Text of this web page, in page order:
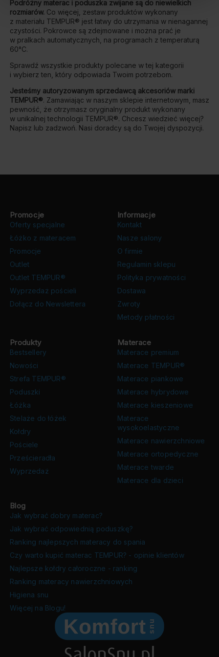
Podróżny materac i poduszka zwijane są do niewielkich
rozmiarów. Co więcej, zestaw produktów wykonany
z materiału TEMPUR® jest łatwy do utrzymania w nienagannej
czystości. Pokrowce są zdejmowane i można prać je
w pralkach automatycznych, na programach z temperaturą
60°C.
Sprawdź wszystkie produkty polecane w tej kategorii
i wybierz ten, który odpowiada Twoim potrzebom.
Jesteśmy autoryzowanym sprzedawcą akcesoriów marki
TEMPUR®. Zamawiając w naszym sklepie internetowym, masz
pewność, że otrzymasz oryginalny produkt wykonany
w unikalnej technologii TEMPUR®. Chcesz wiedzieć więcej?
Napisz lub zadzwoń. Nasi doradcy są do Twojej dyspozycji.
Promocje
Oferty specjalne
Łóżko z materacem
Promocje
Outlet
Outlet TEMPUR®
Wyprzedaż pościeli
Dołącz do Newslettera
Informacje
Kontakt
Nasze salony
O firmie
Regulamin sklepu
Polityka prywatności
Dostawa
Zwroty
Metody płatności
Produkty
Bestsellery
Nowości
Strefa TEMPUR®
Poduszki
Łóżka
Stelaże do łóżek
Kołdry
Pościele
Prześcieradła
Wyprzedaż
Materace
Materace premium
Materace TEMPUR®
Materace piankowe
Materace hybrydowe
Materace kieszeniowe
Materace
wysokoelastyczne
Materace nawierzchniowe
Materace ortopedyczne
Materace twarde
Materace dla dzieci
Blog
Jak wybrać dobry materac?
Jak wybrać odpowiednią poduszkę?
Ranking najlepszych materacy do spania
Czy warto kupić materac TEMPUR? - opinie klientów
Najlepsze kołdry całoroczne - ranking
Ranking materacy nawierzchniowych
Higiena snu
Więcej na Blogu!